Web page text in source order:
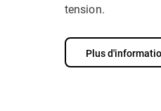
tension.
Plus